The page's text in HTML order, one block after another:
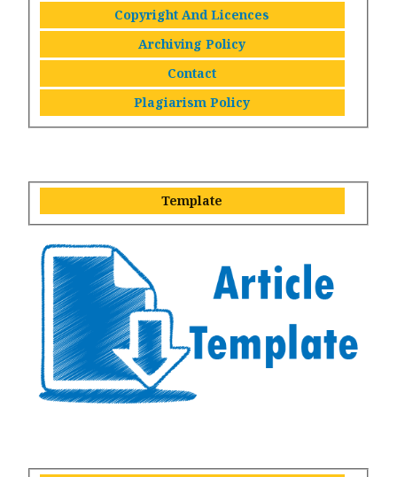
Copyright And Licences
Archiving Policy
Contact
Plagiarism Policy
Template